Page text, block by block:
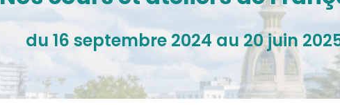
du 16 septembre 2024 au 20 juin